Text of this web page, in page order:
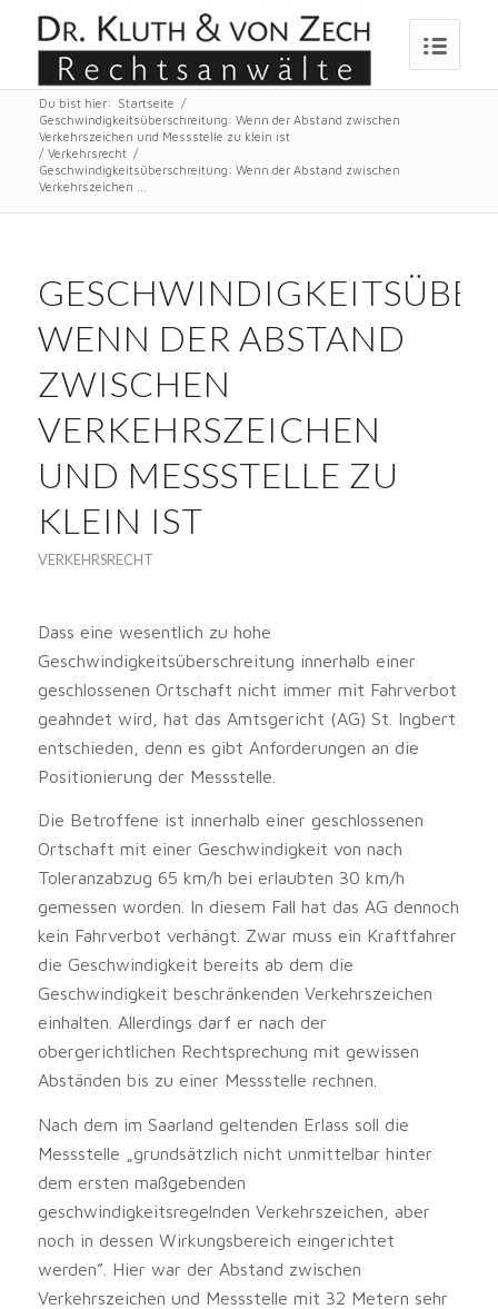
Du bist hier: Startseite
/
Geschwindigkeitsüberschreitung: Wenn der Abstand zwischen
Verkehrszeichen und Messstelle zu klein ist
/ Verkehrsrecht /
Geschwindigkeitsüberschreitung: Wenn der Abstand zwischen
Verkehrszeichen ...
WENN DER ABSTAND
ZWISCHEN
VERKEHRSZEICHEN
UND MESSSTELLE ZU
KLEIN IST
VERKEHRSRECHT
Dass eine wesentlich zu hohe
Geschwindigkeitsüberschreitung innerhalb einer
geschlossenen Ortschaft nicht immer mit Fahrverbot
geahndet wird, hat das Amtsgericht (AG) St. Ingbert
entschieden, denn es gibt Anforderungen an die
Positionierung der Messstelle.
Die Betroffene ist innerhalb einer geschlossenen
Ortschaft mit einer Geschwindigkeit von nach
Toleranzabzug 65 km/h bei erlaubten 30 km/h
gemessen worden. In diesem Fall hat das AG dennoch
kein Fahrverbot verhängt. Zwar muss ein Kraftfahrer
die Geschwindigkeit bereits ab dem die
Geschwindigkeit beschränkenden Verkehrszeichen
einhalten. Allerdings darf er nach der
obergerichtlichen Rechtsprechung mit gewissen
Abständen bis zu einer Messstelle rechnen.
Nach dem im Saarland geltenden Erlass soll die
Messstelle „grundsätzlich nicht unmittelbar hinter
dem ersten maßgebenden
geschwindigkeitsregelnden Verkehrszeichen, aber
noch in dessen Wirkungsbereich eingerichtet
werden”. Hier war der Abstand zwischen
Verkehrszeichen und Messstelle mit 32 Metern sehr